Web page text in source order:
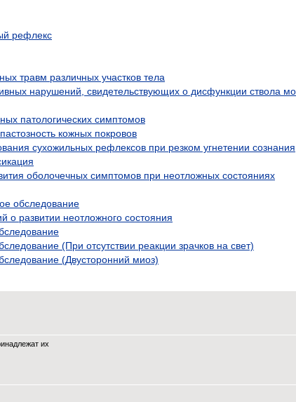
рефлекс
травм различных участков тела
нарушений, свидетельствующих о дисфункции ствола
патологических симптомов
кожных покровов
сухожильных рефлексов при резком угнетении сознания
оболочечных симптомов при неотложных состояниях
обследование
о развитии неотложного состояния
(При отсутствии реакции зрачков на свет)
(Двусторонний миоз)
их